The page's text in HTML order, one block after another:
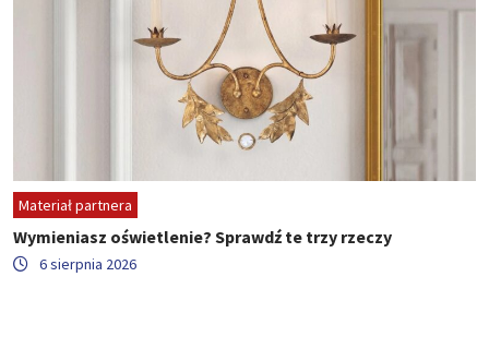
Materiał partnera
Wymieniasz oświetlenie? Sprawdź te trzy rzeczy
6 sierpnia 2026